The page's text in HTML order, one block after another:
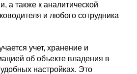
а также к аналитической
и любого сотрудника
учет, хранение и
об объекте владения в
настройках. Это